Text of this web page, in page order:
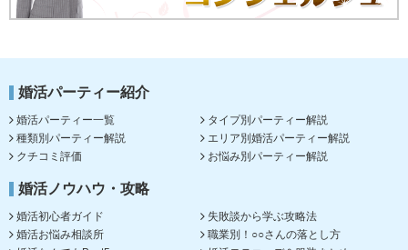
婚活パーティー紹介
婚活パーティー一覧
タイプ別パーティー解説
種類別パーティー解説
エリア別婚活パーティー解説
クチコミ評価
お悩み別パーティー解説
婚活ノウハウ・攻略
婚活初心者ガイド
失敗談から学ぶ攻略法
婚活お悩み相談所
職業別！○○さんの落とし方